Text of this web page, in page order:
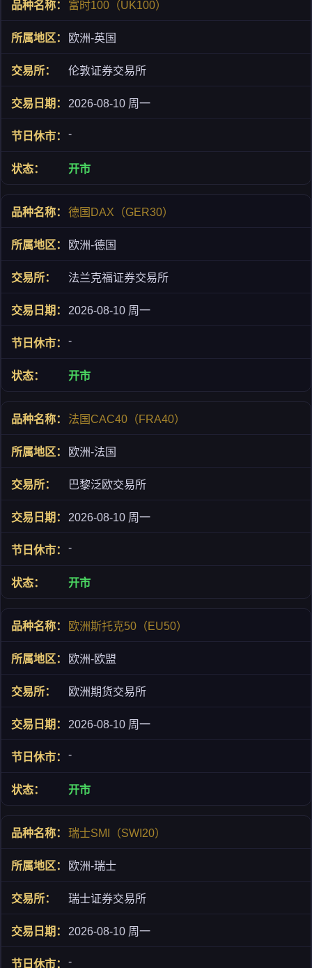
富时100（UK100）
欧洲-英国
伦敦证券交易所
2026-08-10 周一
-
开市
德国DAX（GER30）
欧洲-德国
法兰克福证券交易所
2026-08-10 周一
-
开市
法国CAC40（FRA40）
欧洲-法国
巴黎泛欧交易所
2026-08-10 周一
-
开市
欧洲斯托克50（EU50）
欧洲-欧盟
欧洲期货交易所
2026-08-10 周一
-
开市
瑞士SMI（SWI20）
欧洲-瑞士
瑞士证券交易所
2026-08-10 周一
-